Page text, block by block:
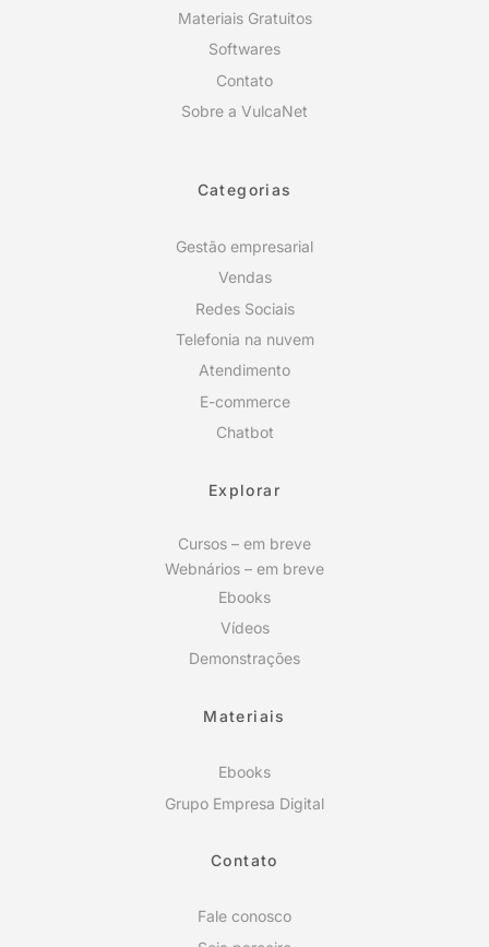
Materiais Gratuitos
Softwares
Contato
Sobre a VulcaNet
Categorias
Gestão empresarial
Vendas
Redes Sociais
Telefonia na nuvem
Atendimento
E-commerce
Chatbot
Explorar
Cursos – em breve
Webnários – em breve
Ebooks
Vídeos
Demonstrações
Materiais
Ebooks
Grupo Empresa Digital
Contato
Fale conosco